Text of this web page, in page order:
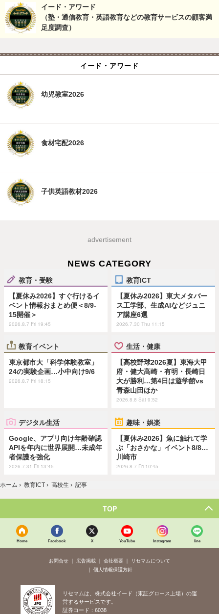
イード・アワード
（塾・通信教育・英語教育などの教育サービスの顧客満
足度調査）
イード・アワード
幼児教室2026
食材宅配2026
子供英語教材2026
advertisement
NEWS CATEGORY
教育・受験
【夏休み2026】すぐ行けるイ
ベント情報おまとめ便＜8/9-
15開催＞
2026.8.7 Fri 19:45
教育ICT
【夏休み2026】東大メタバー
ス工学部、生成AIなどジュニ
ア講座6選
2026.7.30 Thu 11:15
教育イベント
東京都市大「科学体験教室」
24の実験企画…小中向け9/6
2026.8.7 Fri 18:15
生活・健康
【高校野球2026夏】東海大甲
府・健大高崎・有明・長崎日
大が勝利…第4日は遊学館vs
青森山田ほか
2026.8.8 Sat 9:52
デジタル生活
Google、アプリ向け年齢確認
APIを年内に世界展開…未成年
者保護を強化
2026.7.31 Fri 13:45
趣味・娯楽
【夏休み2026】魚に触れて学
ぶ「おさかな」イベント8/8…
川崎市
2026.8.7 Fri 10:45
ホーム › 教育ICT › 高校生 › 記事
TOP
Home Facebook X YouTube Instagram line
お問合せ 広告掲載 会社概要
リセマムについて
個人情報保護方針
リセマムは、株式会社イード（東証グロース上場）の運
営するサービスです。
証券コード：6038